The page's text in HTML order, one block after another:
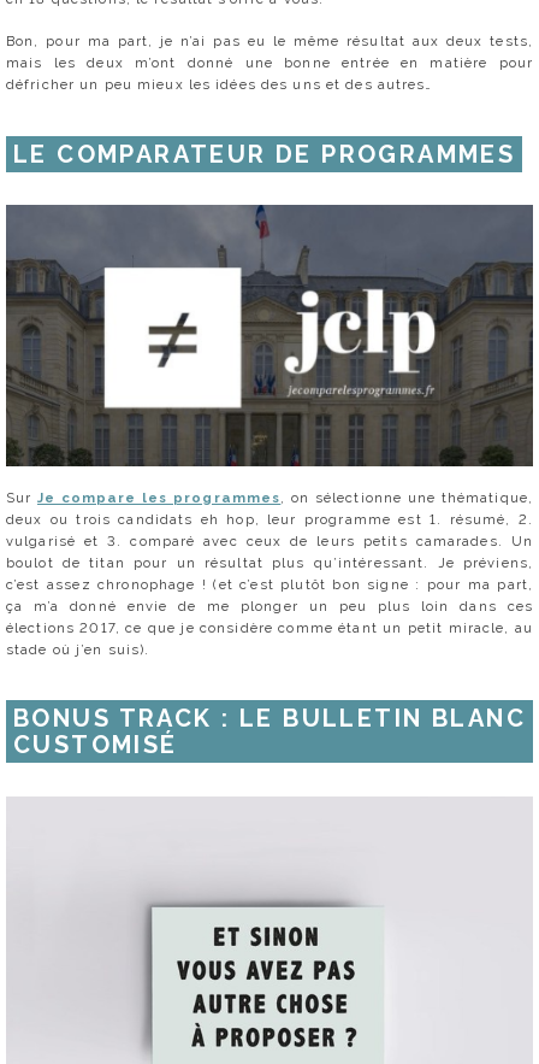
Bon, pour ma part, je n’ai pas eu le même résultat aux deux tests,
mais les deux m’ont donné une bonne entrée en matière pour
défricher un peu mieux les idées des uns et des autres…
LE COMPARATEUR DE PROGRAMMES
Sur Je compare les programmes, on sélectionne une thématique,
deux ou trois candidats eh hop, leur programme est 1. résumé, 2.
vulgarisé et 3. comparé avec ceux de leurs petits camarades. Un
boulot de titan pour un résultat plus qu’intéressant. Je préviens,
c’est assez chronophage ! (et c’est plutôt bon signe : pour ma part,
ça m’a donné envie de me plonger un peu plus loin dans ces
élections 2017, ce que je considère comme étant un petit miracle, au
stade où j’en suis).
BONUS TRACK : LE BULLETIN BLANC
CUSTOMISÉ